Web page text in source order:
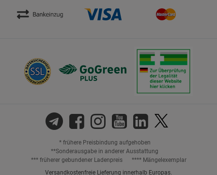
* frühere Preisbindung aufgehoben
**Sonderausgabe in anderer Ausstattung
*** früherer gebundener Ladenpreis
**** Mängelexemplar
Versandkostenfreie Lieferung innerhalb Europas.